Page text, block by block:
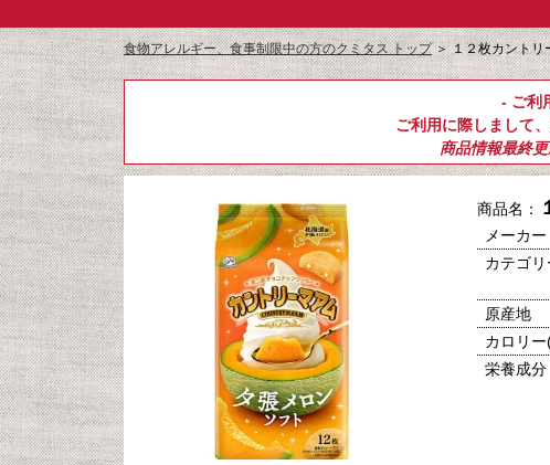
食物アレルギー、食事制限中の方のクミタス トップ＞１２枚カントリ
- ご利
ご利用に際しまして、
商品情報最終
商品名：
メーカー
カテゴリ
原産地
カロリ
栄養成分